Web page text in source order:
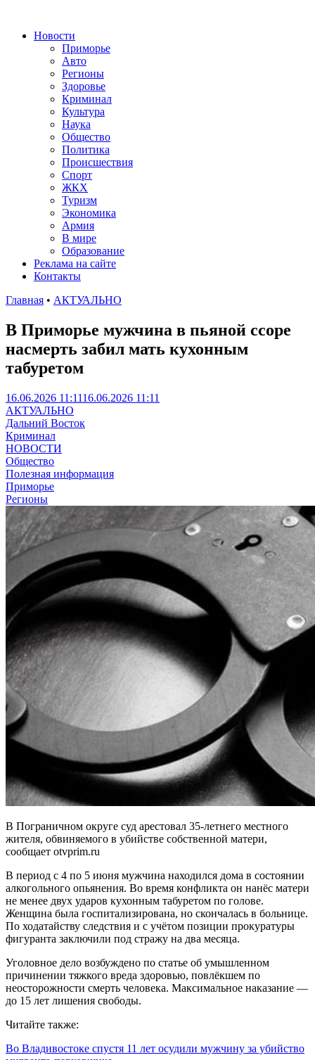
Новости
Приморье
Авто
Регионы
Здоровье
Криминал
Культура
Наука
Общество
Политика
Происшествия
Спорт
ЖКХ
Туризм
Экономика
Армия
В мире
Образование
Реклама на сайте
Контакты
Главная • АКТУАЛЬНО
В Приморье мужчина в пьяной ссоре
насмерть забил мать кухонным
табуретом
16.06.2026 11:1116.06.2026 11:11
АКТУАЛЬНО
Дальний Восток
Криминал
НОВОСТИ
Общество
Полезная информация
Приморье
Регионы
В Пограничном округе суд арестовал 35-летнего местного
жителя, обвиняемого в убийстве собственной матери,
сообщает otvprim.ru
В период с 4 по 5 июня мужчина находился дома в состоянии
алкогольного опьянения. Во время конфликта он нанёс матери
не менее двух ударов кухонным табуретом по голове.
Женщина была госпитализирована, но скончалась в больнице.
По ходатайству следствия и с учётом позиции прокуратуры
фигуранта заключили под стражу на два месяца.
Уголовное дело возбуждено по статье об умышленном
причинении тяжкого вреда здоровью, повлёкшем по
неосторожности смерть человека. Максимальное наказание —
до 15 лет лишения свободы.
Читайте также:
Во Владивостоке спустя 11 лет осудили мужчину за убийство